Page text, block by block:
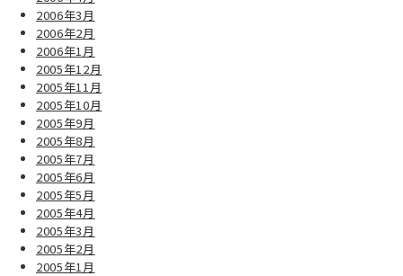
2006年3月
2006年2月
2006年1月
2005年12月
2005年11月
2005年10月
2005年9月
2005年8月
2005年7月
2005年6月
2005年5月
2005年4月
2005年3月
2005年2月
2005年1月